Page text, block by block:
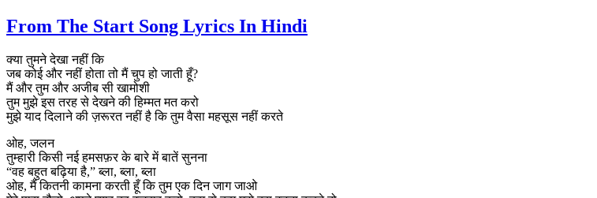
From The Start Song Lyrics In Hindi
क्या तुमने देखा नहीं कि
जब कोई और नहीं होता तो मैं चुप हो जाती हूँ?
मैं और तुम और अजीब सी खामोशी
तुम मुझे इस तरह से देखने की हिम्मत मत करो
मुझे याद दिलाने की ज़रूरत नहीं है कि तुम वैसा महसूस नहीं करते
ओह, जलन
तुम्हारी किसी नई हमसफ़र के बारे में बातें सुनना
“वह बहुत बढ़िया है,” ब्ला, ब्ला, ब्ला
ओह, मैं कितनी कामना करती हूँ कि तुम एक दिन जाग जाओ